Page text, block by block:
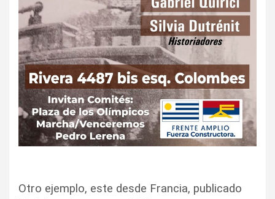
Otro ejemplo, este desde Francia, publicado